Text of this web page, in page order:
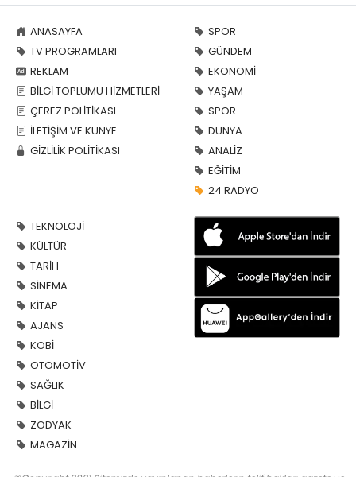
ANASAYFA
TV PROGRAMLARI
REKLAM
BİLGİ TOPLUMU HİZMETLERİ
ÇEREZ POLİTİKASI
İLETİŞİM VE KÜNYE
GİZLİLİK POLİTİKASI
SPOR
GÜNDEM
EKONOMİ
YAŞAM
SPOR
DÜNYA
ANALİZ
EĞİTİM
24 RADYO
TEKNOLOJİ
KÜLTÜR
TARİH
SİNEMA
KİTAP
AJANS
KOBİ
OTOMOTİV
SAĞLIK
BİLGİ
ZODYAK
MAGAZİN